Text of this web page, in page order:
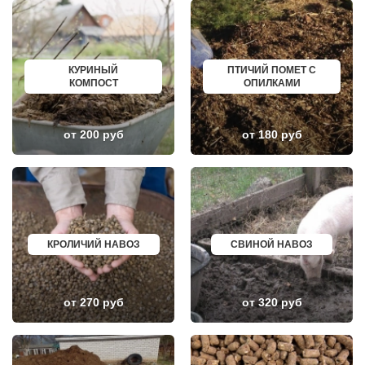
ЛОПАТИНСКИЙ
ЛОСИНО-ПЕТРОВСКИЙ
ЛОТОШИНО
ЛУКИНО
ЛУНЕВО
ЛУХОВИЦЫ
ЛЫТКАРИНО
ЛЬВОВСКИЙ
ЛЮБЕРЦЫ
ЛЮБУЧАНЫ
МАЛИНО
МАРФИНО
МЕНДЕЛЕЕВО
МЕШКОВО
МЕЩЕРИНО
МИХНЕВО
МИШЕРОНСКИЙ
МОЖАЙСК
МОЛОДЕЖНЫЙ
МОЛОКОВО
МОНИНО
МОСКОВСКИЙ
МУХАНОВО
МЫТИЩИ
НАРО-ФОМИНСК
НАХАБИНО
ПОЧИНОК
ГУСЕВ
КАНАШ
КУРГАНИНСК
ЩЕКИНО
ДИМИТРОВГРАД
СИМ
МАЛОЯРОСЛАВЕЦ
МАРИИНСК
МИНУСИНСК
ВЕРХНЯЯ ПЫШМА
РОССОШЬ
КОМСОМОЛЬСК
РЖЕВ
АЛЕКСЕЕВКА
ВЯЗЬМА
ИШИМ
ПОКРОВ
ЗЕЛЕНОДОЛЬСК
ЛИВНЫ
БОБРОВ
ЛИСКИ
КУЗНЕЦК
БАЛАШОВ
ВЫШНИЙ ВОЛОЧЕК
БЕЛОЯРСКИЙ
ГУСЬ ХРУСТАЛЬНЫЙ
КУРИНЫЙ
КОМПОСТ
от 200 руб
ПТИЧИЙ ПОМЕТ С
ОПИЛКАМИ
от 180 руб
КРОЛИЧИЙ НАВОЗ
от 270 руб
СВИНОЙ НАВОЗ
от 320 руб